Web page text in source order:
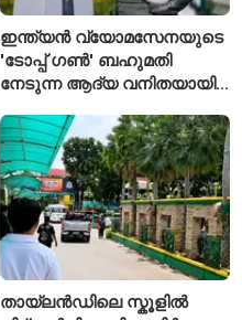
ഇന്ത്യൻ വ്യോമസേനയുടെ
'ടോപ്പ് ഗൺ' ബഹുമതി
നേടുന്ന ആദ്യ വനിതയായി
തായ്‌ലൻഡിലെ സ്കൂളിൽ